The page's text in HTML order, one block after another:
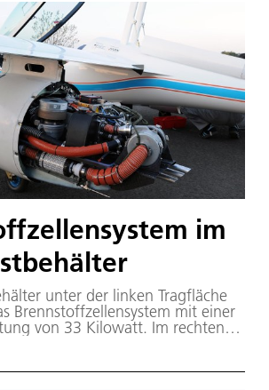
im
unter der linken Tragfläche
Brennstoffzellensystem mit einer
von 33 Kilowatt. Im rechten